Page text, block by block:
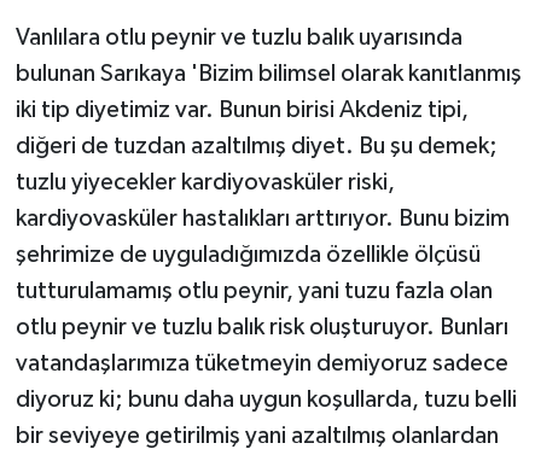
Vanlılara otlu peynir ve tuzlu balık uyarısında
bulunan Sarıkaya 'Bizim bilimsel olarak kanıtlanmış
iki tip diyetimiz var. Bunun birisi Akdeniz tipi,
diğeri de tuzdan azaltılmış diyet. Bu şu demek;
tuzlu yiyecekler kardiyovasküler riski,
kardiyovasküler hastalıkları arttırıyor. Bunu bizim
şehrimize de uyguladığımızda özellikle ölçüsü
tutturulamamış otlu peynir, yani tuzu fazla olan
otlu peynir ve tuzlu balık risk oluşturuyor. Bunları
vatandaşlarımıza tüketmeyin demiyoruz sadece
diyoruz ki; bunu daha uygun koşullarda, tuzu belli
bir seviyeye getirilmiş yani azaltılmış olanlardan